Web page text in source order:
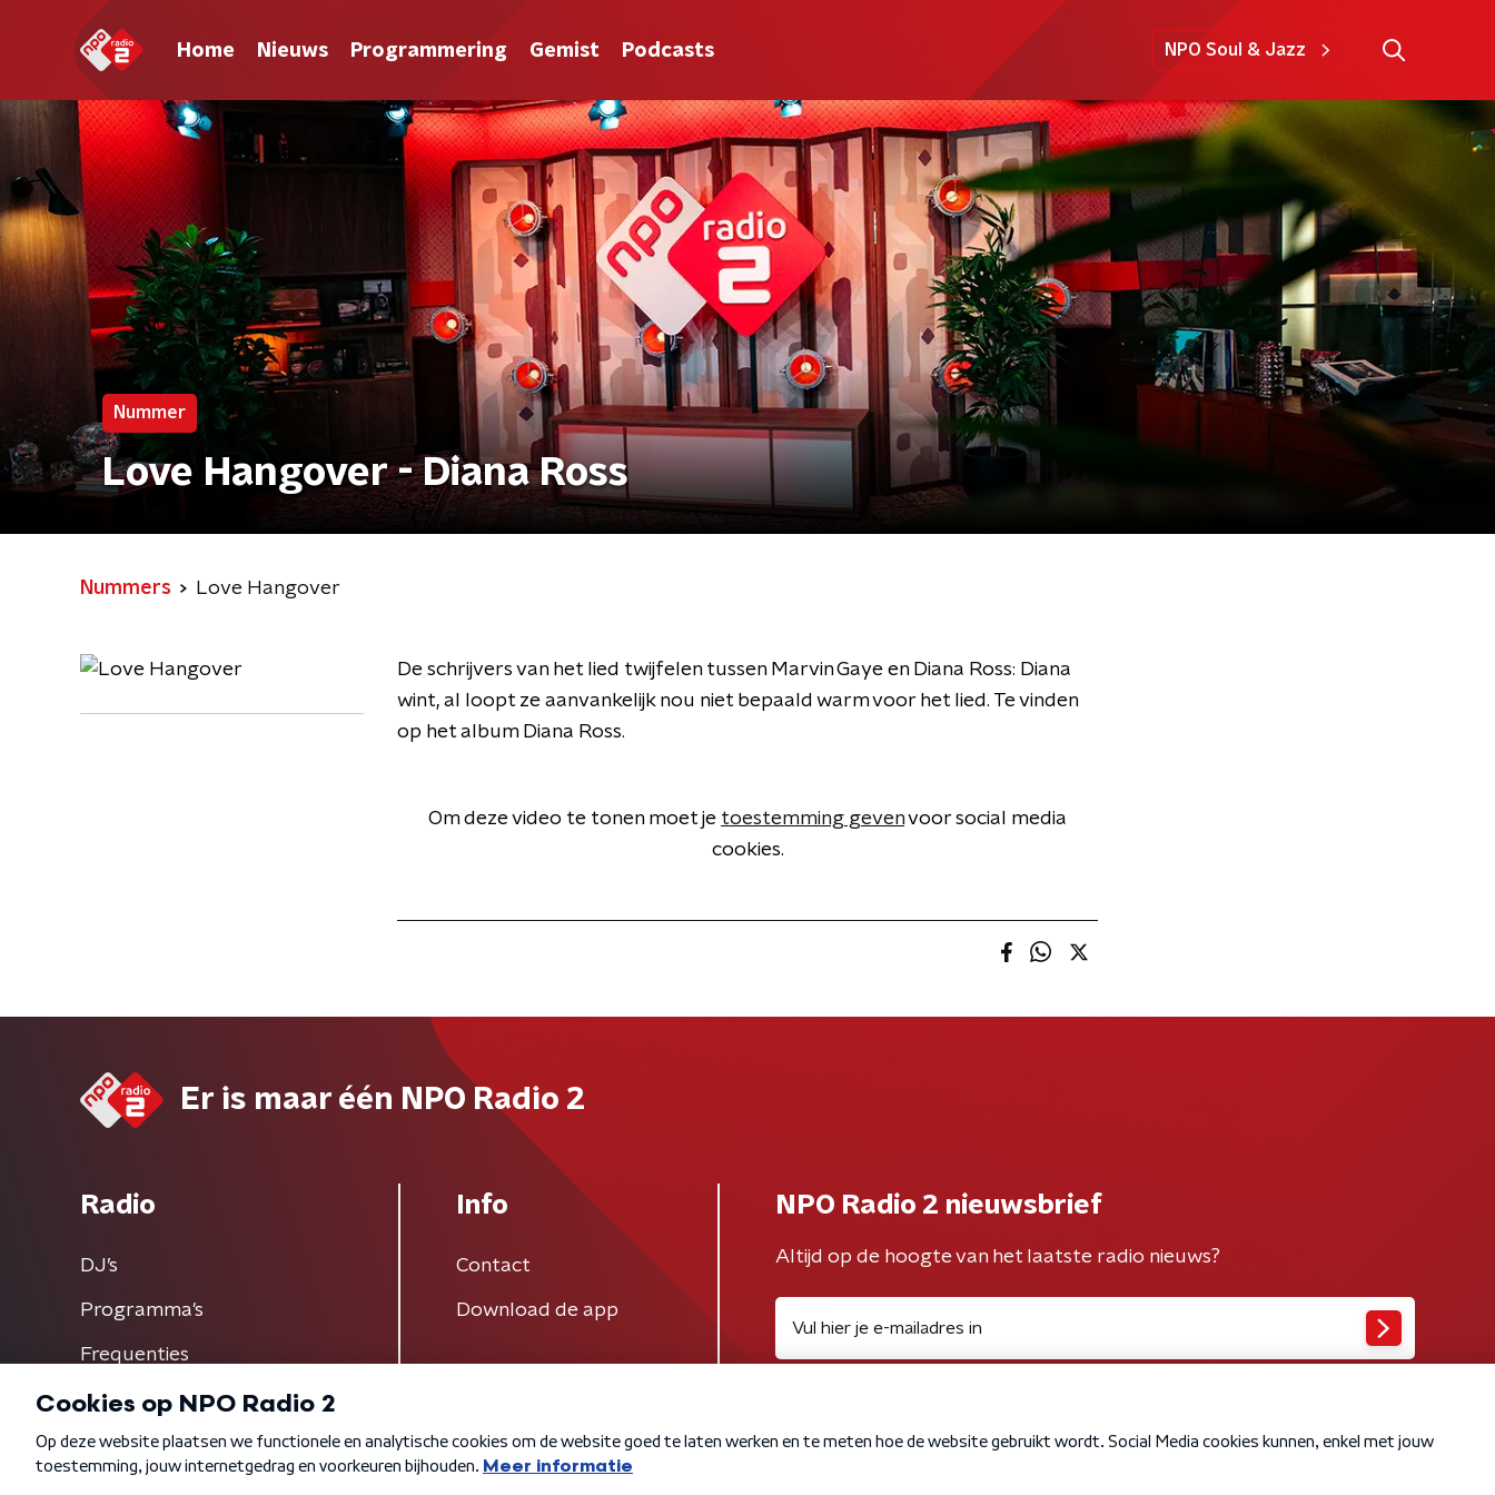
Home Nieuws Programmering Gemist Podcasts NPO Soul & Jazz
Nummer
Love Hangover - Diana Ross
Nummers Love Hangover
De schrijvers van het lied twijfelen tussen Marvin Gaye en Diana Ross: Diana
wint, al loopt ze aanvankelijk nou niet bepaald warm voor het lied. Te vinden
op het album Diana Ross.
Om deze video te tonen moet je toestemming gevenvoor social media
cookies.
Er is maar één NPO Radio 2
Radio
DJ’s
Programma's
Frequenties
Info
Contact
Download de app
NPO Radio 2 nieuwsbrief
Altijd op de hoogte van het laatste radio nieuws?
Algemene voorwaarden Privacybeleid